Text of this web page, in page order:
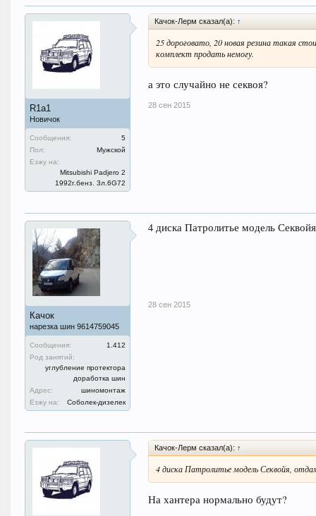
R1a1
Новичок
Сообщения:
5
Пол:
Мужской
Езжу на:
Mitsubishi Padjero 2
1992г.бенз. 3л.6G72
Качок-Лерм сказал(а): ↑
25 дороговато, 20 новая резина такая
комплект продать немогу.
а это случайно не секвоя?
28 сен 2015
Качок
нарезка шин 9614759045
Сообщения:
1.412
Род занятий:
углубление протектора
доработка шин
Адрес:
шиномонтаж
Езжу на:
Соболек-дизелек
4 диска Патролитье модель
28 сен 2015
Качок-Лерм сказал(а): ↑
4 диска Патролитье модель Секвойя,
На хантера нормально будут?